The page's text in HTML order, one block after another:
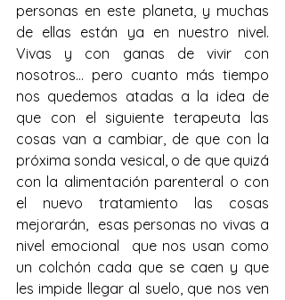
personas en este planeta, y muchas
de ellas están ya en nuestro nivel.
Vivas y con ganas de vivir con
nosotros… pero cuanto más tiempo
nos quedemos atadas a la idea de
que con el siguiente terapeuta las
cosas van a cambiar, de que con la
próxima sonda vesical, o de que quizá
con la alimentación parenteral o con
el nuevo tratamiento las cosas
mejorarán,  esas personas no vivas a
nivel emocional  que nos usan como
un colchón cada que se caen y que
les impide llegar al suelo, que nos ven